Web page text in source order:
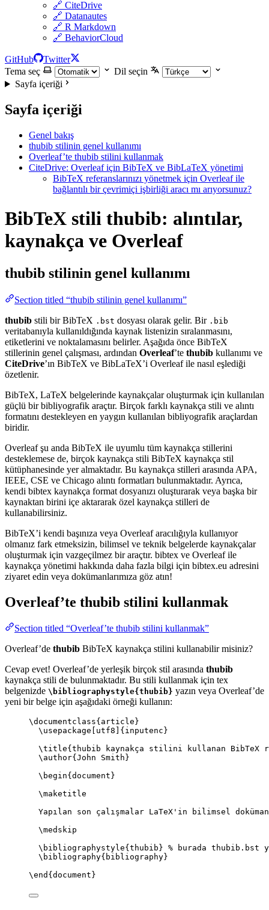
🔗 CiteDrive
🔗 Datanautes
🔗 R Markdown
🔗 BehaviorCloud
GitHub
Twitter
Tema seç
Dil seçin
Sayfa içeriği
Sayfa içeriği
Genel bakış
thubib stilinin genel kullanımı
Overleaf’te thubib stilini kullanmak
CiteDrive: Overleaf için BibTeX ve BibLaTeX yönetimi
BibTeX referanslarınızı yönetmek için Overleaf ile
bağlantılı bir çevrimiçi işbirliği aracı mı arıyorsunuz?
BibTeX stili thubib: alıntılar,
kaynakça ve Overleaf
thubib stilinin genel kullanımı
Section titled “thubib stilinin genel kullanımı”
thubib stili bir BibTeX .bst dosyası olarak gelir. Bir .bib
veritabanıyla kullanıldığında kaynak listenizin sıralanmasını,
etiketlerini ve noktalamasını belirler. Aşağıda önce BibTeX
stillerinin genel çalışması, ardından Overleaf’te thubib kullanımı ve
CiteDrive’ın BibTeX ve BibLaTeX’i Overleaf ile nasıl eşlediği
özetlenir.
BibTeX, LaTeX belgelerinde kaynakçalar oluşturmak için kullanılan
güçlü bir bibliyografik araçtır. Birçok farklı kaynakça stili ve alıntı
formatını destekleyen en yaygın kullanılan bibliyografik araçlardan
biridir.
Overleaf şu anda BibTeX ile uyumlu tüm kaynakça stillerini
desteklemese de, birçok kaynakça stili BibTeX kaynakça stil
kütüphanesinde yer almaktadır. Bu kaynakça stilleri arasında APA,
IEEE, CSE ve Chicago alıntı formatları bulunmaktadır. Ayrıca,
kendi bibtex kaynakça format dosyanızı oluşturarak veya başka bir
kaynaktan birini içe aktararak özel kaynakça stilleri de
kullanabilirsiniz.
BibTeX’i kendi başınıza veya Overleaf aracılığıyla kullanıyor
olmanız fark etmeksizin, bilimsel ve teknik belgelerde kaynakçalar
oluşturmak için vazgeçilmez bir araçtır. bibtex ve Overleaf ile
kaynakça yönetimi hakkında daha fazla bilgi için bibtex.eu adresini
ziyaret edin veya dokümanlarımıza göz atın!
Overleaf’te thubib stilini kullanmak
Section titled “Overleaf’te thubib stilini kullanmak”
Overleaf’de thubib BibTeX kaynakça stilini kullanabilir misiniz?
Cevap evet! Overleaf’de yerleşik birçok stil arasında thubib
kaynakça stili de bulunmaktadır. Bu stili kullanmak için tex
belgenizde \bibliographystyle{thubib} yazın veya Overleaf’de
yeni bir belge için aşağıdaki örneği kullanın:
\documentclass{ article }
\usepackage
utf8 ]{ inputenc }
\title{thubib kaynakça stilini kullanan BibTeX
\author{John Smith}
\begin{ document }
\maketitle
Yapılan son çalışmalar LaTeX'in bilimsel
\medskip
\bibliographystyle{thubib} % burada thubib.bst
\bibliography{bibliography}
\end { document }